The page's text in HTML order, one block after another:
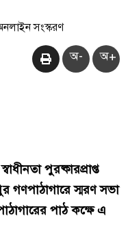
সংস্করণ
অ- অ+
পুরষ্কারপ্রাপ্ত
গণপাঠাগারে স্মরণ সভা
পাঠ কক্ষে এ